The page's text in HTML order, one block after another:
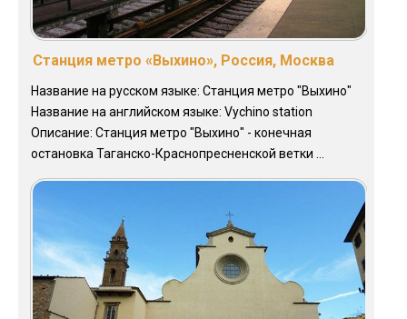
Станция метро «Выхино», Россия, Москва
Название на русском языке: Станция метро "Выхино"
Название на английском языке: Vychino station
Описание: Станция метро "Выхино" - конечная
остановка Таганско-Краснопресненской ветки ...